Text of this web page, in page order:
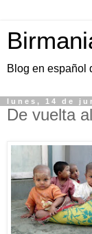
Blog en español
lunes, 14 de
De vuelta